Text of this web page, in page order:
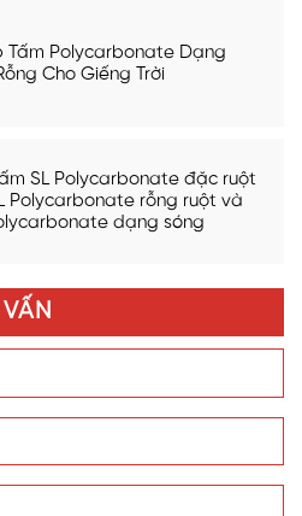
Tấm Polycarbonate Dạng
Cho Giếng Trời
SL Polycarbonate đặc ruột
Polycarbonate rỗng ruột và
dạng sóng